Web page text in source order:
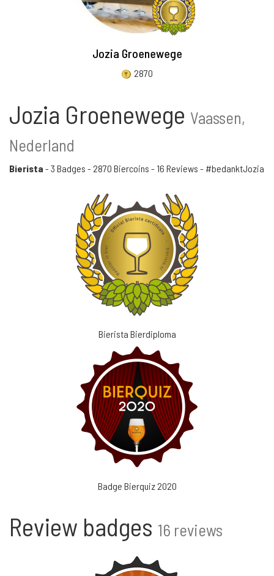
Jozia Groenewege
2870
Jozia Groenewege Vaassen,
Nederland
Bierista - 3 Badges - 2870 Biercoins - 16 Reviews - #bedanktJozia
Bierista Bierdiploma
Badge Bierquiz 2020
Review badges 16 reviews